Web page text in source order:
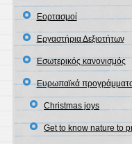
Εορτασμοί
Εργαστήρια Δεξιοτήτων
Εσωτερικός κανονισμός
Ευρωπαϊκά
Christmas joys
Get to know nature to